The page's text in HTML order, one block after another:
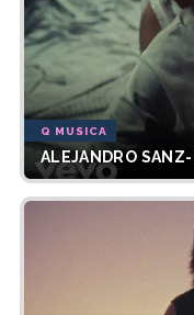
Q MUSICA
ALEJANDRO